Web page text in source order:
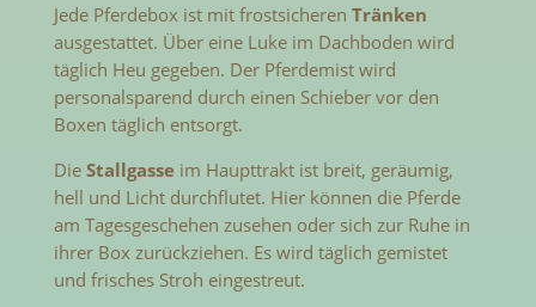
Jede Pferdebox ist mit frostsicheren Tränken
ausgestattet. Über eine Luke im Dachboden wird
täglich Heu gegeben. Der Pferdemist wird
personalsparend durch einen Schieber vor den
Boxen täglich entsorgt.
Die Stallgasse im Haupttrakt ist breit, geräumig,
hell und Licht durchflutet. Hier können die Pferde
am Tagesgeschehen zusehen oder sich zur Ruhe in
ihrer Box zurückziehen. Es wird täglich gemistet
und frisches Stroh eingestreut.